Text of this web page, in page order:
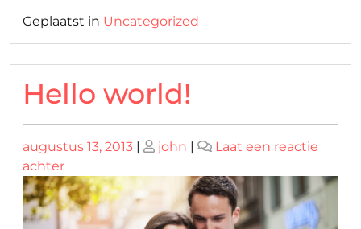
Geplaatst in Uncategorized
Hello world!
Geplaatst
op
augustus 13, 2013 | Geplaatst
john |
Laat een reactie
achterop
Hello
world!